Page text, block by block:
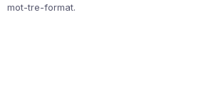
mot-tre-format.